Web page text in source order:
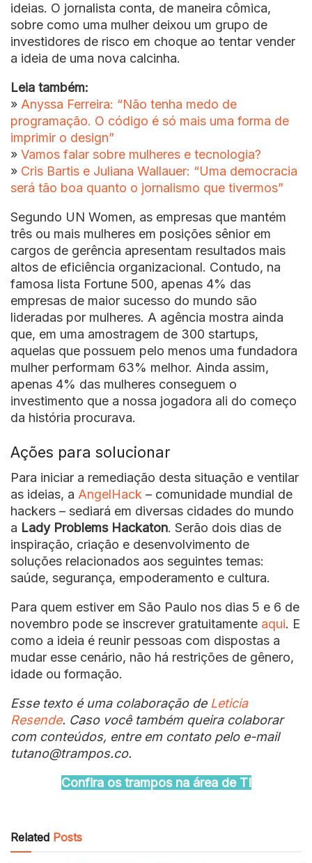
ideias. O jornalista conta, de maneira cômica,
sobre como uma mulher deixou um grupo de
investidores de risco em choque ao tentar vender
a ideia de uma nova calcinha.
Leia também:
» Anyssa Ferreira: “Não tenha medo de
programação. O código é só mais uma forma de
imprimir o design”
» Vamos falar sobre mulheres e tecnologia?
» Cris Bartis e Juliana Wallauer: “Uma democracia
será tão boa quanto o jornalismo que tivermos”
Segundo UN Women, as empresas que mantém
três ou mais mulheres em posições sênior em
cargos de gerência apresentam resultados mais
altos de eficiência organizacional. Contudo, na
famosa lista Fortune 500, apenas 4% das
empresas de maior sucesso do mundo são
lideradas por mulheres. A agência mostra ainda
que, em uma amostragem de 300 startups,
aquelas que possuem pelo menos uma fundadora
mulher performam 63% melhor. Ainda assim,
apenas 4% das mulheres conseguem o
investimento que a nossa jogadora ali do começo
da história procurava.
Ações para solucionar
Para iniciar a remediação desta situação e ventilar
as ideias, a AngelHack – comunidade mundial de
hackers – sediará em diversas cidades do mundo
a Lady Problems Hackaton. Serão dois dias de
inspiração, criação e desenvolvimento de
soluções relacionados aos seguintes temas:
saúde, segurança, empoderamento e cultura.
Para quem estiver em São Paulo nos dias 5 e 6 de
novembro pode se inscrever gratuitamente aqui. E
como a ideia é reunir pessoas com dispostas a
mudar esse cenário, não há restrições de gênero,
idade ou formação.
Esse texto é uma colaboração de Leticia
Resende. Caso você também queira colaborar
com conteúdos, entre em contato pelo e-mail
tutano@trampos.co.
Confira os trampos na área de TI
Related Posts